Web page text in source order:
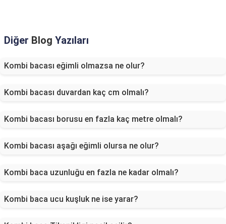
Diğer Blog Yazıları
Kombi bacası eğimli olmazsa ne olur?
Kombi bacası duvardan kaç cm olmalı?
Kombi bacası borusu en fazla kaç metre olmalı?
Kombi bacası aşağı eğimli olursa ne olur?
Kombi baca uzunluğu en fazla ne kadar olmalı?
Kombi baca ucu kuşluk ne ise yarar?